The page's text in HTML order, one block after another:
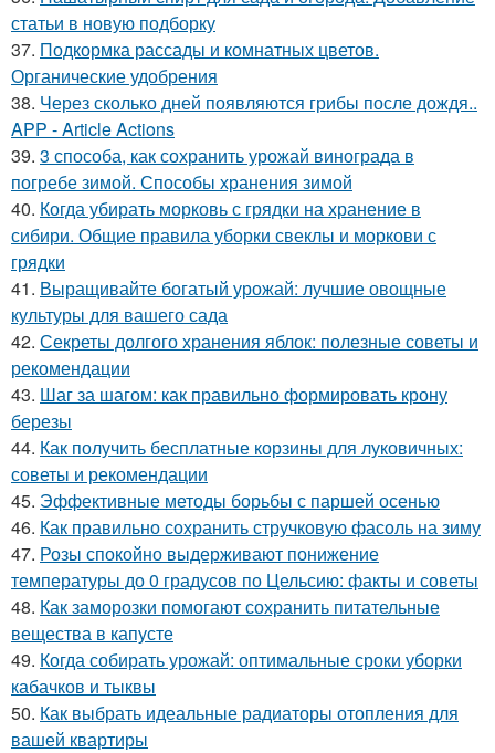
статьи в новую подборку
37. Подкормка рассады и комнатных цветов.
Органические удобрения
38. Через сколько дней появляются грибы после дождя..
APP - Article Actions
39. 3 способа, как сохранить урожай винограда в
погребе зимой. Способы хранения зимой
40. Когда убирать морковь с грядки на хранение в
сибири. Общие правила уборки свеклы и моркови с
грядки
41. Выращивайте богатый урожай: лучшие овощные
культуры для вашего сада
42. Секреты долгого хранения яблок: полезные советы и
рекомендации
43. Шаг за шагом: как правильно формировать крону
березы
44. Как получить бесплатные корзины для луковичных:
советы и рекомендации
45. Эффективные методы борьбы с паршей осенью
46. Как правильно сохранить стручковую фасоль на зиму
47. Розы спокойно выдерживают понижение
температуры до 0 градусов по Цельсию: факты и советы
48. Как заморозки помогают сохранить питательные
вещества в капусте
49. Когда собирать урожай: оптимальные сроки уборки
кабачков и тыквы
50. Как выбрать идеальные радиаторы отопления для
вашей квартиры